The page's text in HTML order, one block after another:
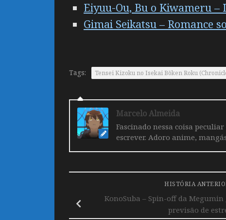
Eiyuu-Ou, Bu o Kiwameru
Gimai Seikatsu – Romance
Tags: Tensei Kizoku no Isekai Bōken Roku
Marcelo Almeida
Fascinado nessa coisa
escrever. Adoro anime,
HISTÓRIA
KonoSuba – Spin-off da
previsão de